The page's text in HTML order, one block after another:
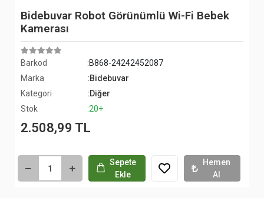
Bidebuvar Robot Görünümlü Wi-Fi Bebek
Kamerası
Barkod
:B868-24242452087
Marka
:Bidebuvar
Kategori
:Diğer
Stok
:20+
2.508,99 TL
Sepete
Ekle
Hemen
Al